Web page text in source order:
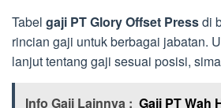
Tabel gaji PT Glory Offset Pressdi
rincian gaji untuk berbagai jabatan.
lanjut tentang gaji sesuai posisi,
Info Gaji Lainnya : Gaji PT Wah